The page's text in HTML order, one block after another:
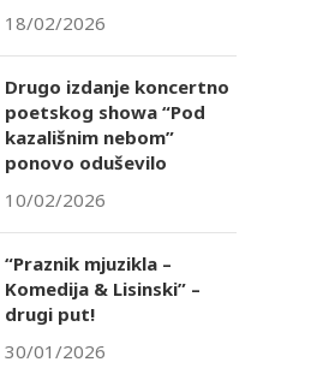
18/02/2026
Drugo izdanje koncertno
poetskog showa “Pod
kazališnim nebom”
ponovo oduševilo
10/02/2026
“Praznik mjuzikla –
Komedija & Lisinski” –
drugi put!
30/01/2026